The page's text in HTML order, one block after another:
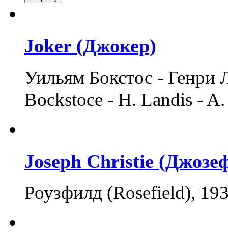
Joker (Джокер)
Уильям Бокстос -
Bockstoce - H. Landis -
Joseph Christie
Роузфилд (Rosefield),